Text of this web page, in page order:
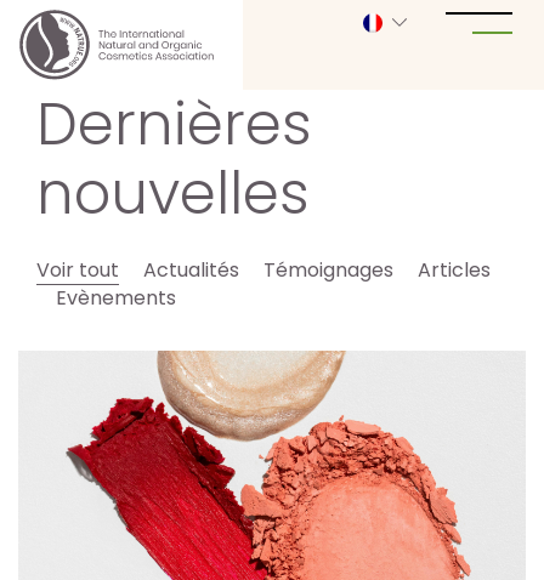
Dernières
nouvelles
Voir tout Actualités Témoignages
Articles
Evènements